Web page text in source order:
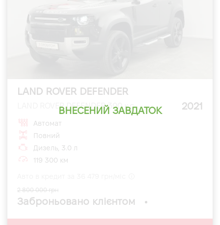
ВНЕСЕНИЙ ЗАВДАТОК
LAND ROVER DEFENDER
LAND ROVER DEFENDER 300 к.с. 2021
Автомат
Повний
Дизель, 3.0 л
119 300 км
Заброньовано клієнтом
2 800 000 грн